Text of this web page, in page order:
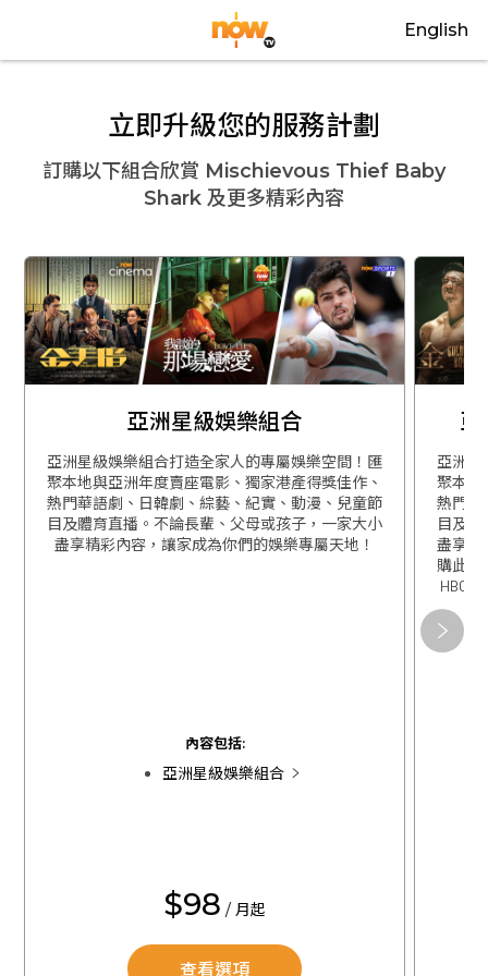
English
立即升級您的服務計劃
訂購以下組合欣賞 Mischievous Thief Baby
Shark 及更多精彩內容
亞洲星級娛樂組合
亞洲星級娛樂組合打造全家人的專屬娛樂空間！匯
聚本地與亞洲年度賣座電影、獨家港產得獎佳作、
熱門華語劇、日韓劇、綜藝、紀實、動漫、兒童節
目及體育直播。不論長輩、父母或孩子，一家大小
盡享精彩內容，讓家成為你們的娛樂專屬天地！
內容包括:
亞洲星級娛樂組合
$98 / 月起
查看選項
亞
亞洲星
聚本地
熱門華
目及
盡享精
購此組
HBO
關閉